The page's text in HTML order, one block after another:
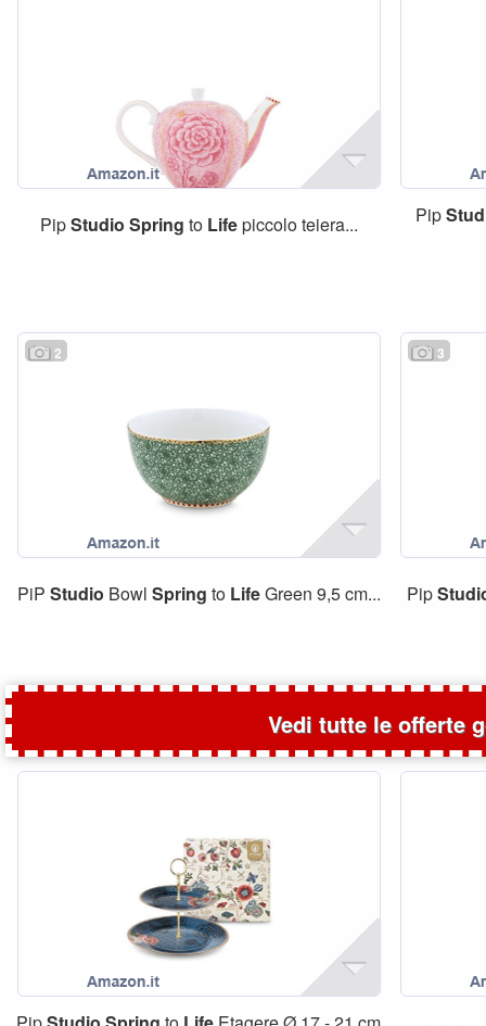
PipStudio Spring to Lifepiccolo teiera... Pip
2
PiP Studio Bowl Spring to LifeGreen 9,5 cm...
3
Pip
Vedi tutte le offerte